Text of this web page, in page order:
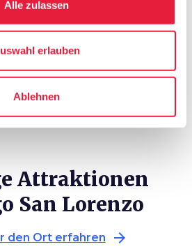
Alle zulassen
erlauben
Ablehnen
und Unterkünfte
Reiseführer chevron_right
Attraktionen
San Lorenzo
den Ort erfahren arrow_forward